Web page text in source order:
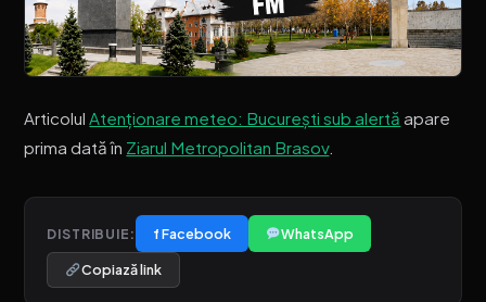
ArticolulAtenționare meteo: București sub alertă apare
prima dată în Ziarul Metropolitan Brasov.
DISTRIBUIE: f Facebook WhatsApp
Copiază link